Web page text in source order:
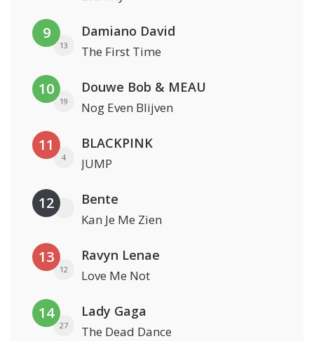
9
13
Damiano David
The First Time
10
19
Douwe Bob & MEAU
Nog Even Blijven
11
4
BLACKPINK
JUMP
12 Bente
Kan Je Me Zien
13
12
Ravyn Lenae
Love Me Not
14
27
Lady Gaga
The Dead Dance